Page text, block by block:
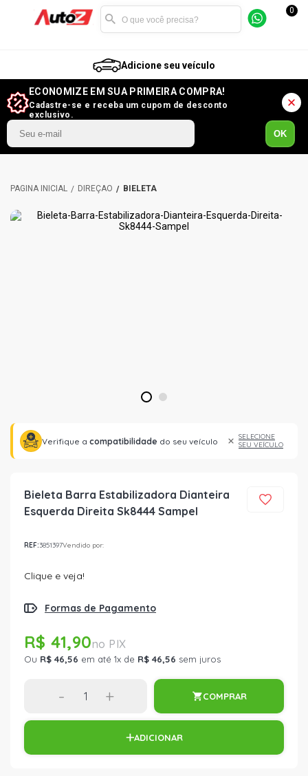
0
Adicione seu veículo
ECONOMIZE EM SUA PRIMEIRA COMPRA!
Cadastre-se e receba um cupom de desconto
exclusivo.
OK
DIREÇÃO BIELETA
1 2
Verifique a compatibilidade do seu veículo
SELECIONE
SEU VEÍCULO
Bieleta Barra Estabilizadora Dianteira
Esquerda Direita Sk8444 Sampel
REF:3851397Vendido por:
Clique e veja!
Formas de Pagamento
R$ 41,90
Ou R$ 46,56 em até 1x de R$ 46,56 sem juros
- + COMPRAR
ADICIONAR